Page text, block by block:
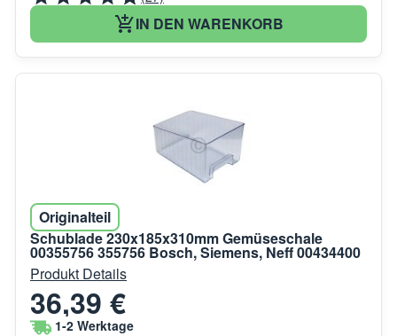
IN DEN WARENKORB
Originalteil
Schublade 230x185x310mm Gemüseschale
00355756 355756 Bosch, Siemens, Neff 00434400
Produkt Details
36,39 €
1-2 Werktage